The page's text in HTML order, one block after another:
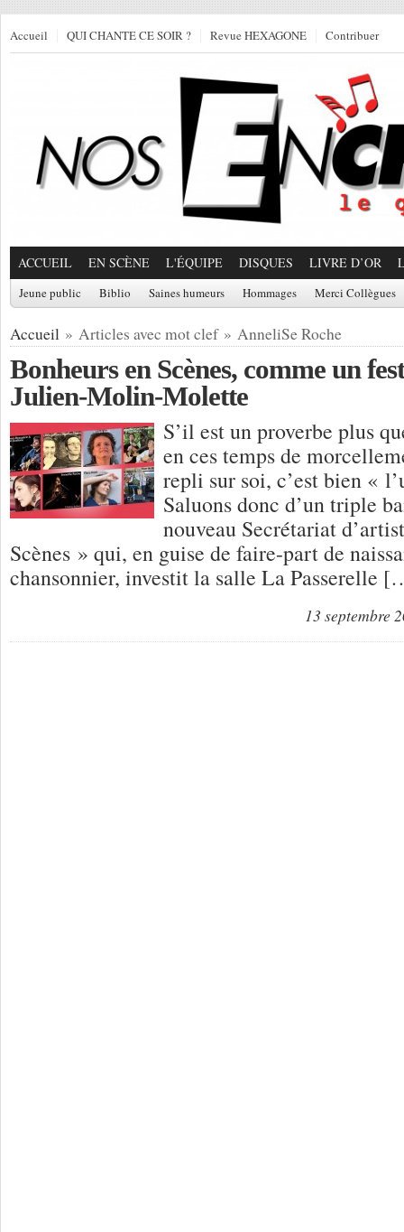
Accueil QUI CHANTE CE SOIR ? Revue HEXAGONE Contribuer
ACCUEIL EN SCÈNE L'ÉQUIPE DISQUES LIVRE D’OR
Jeune public Biblio Saines humeurs Hommages Merci Collègues
Accueil » Articles avec mot clef » AnneliSe Roche
Bonheurs en Scènes, comme un
Julien-Molin-Molette
S’il est un proverbe plus
en ces temps de
repli sur soi, c’est bien «
Saluons donc d’un triple
nouveau Secrétariat
Scènes » qui, en guise de faire-part de
chansonnier, investit la salle La Passerelle
13 septembre